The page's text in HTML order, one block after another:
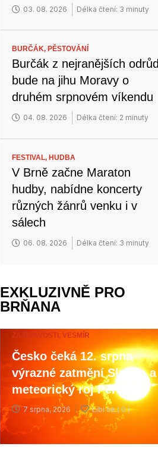
03. 08. 2026 Délka čtení: 3 minuty
BURČÁK, PĚSTOVÁNÍ
Burčák z nejranějších odrůd
bude na jihu Moravy o
druhém srpnovém víkendu
04. 08. 2026 Délka čtení: 2 minuty
FESTIVAL,HUDBA
V Brně začne Maraton
hudby, nabídne koncerty
různých žánrů venku i v
sálech
06. 08. 2026 Délka čtení: 3 minuty
EXKLUZIVNĚ PRO
BRŇANA
ZAJÍMAVOSTI,VESMÍR
Česko čeká 12. srpna
výrazné zatmění Slunce a
meteorický roj Perseid
7 srpna, 2026 Líbí se (0 )